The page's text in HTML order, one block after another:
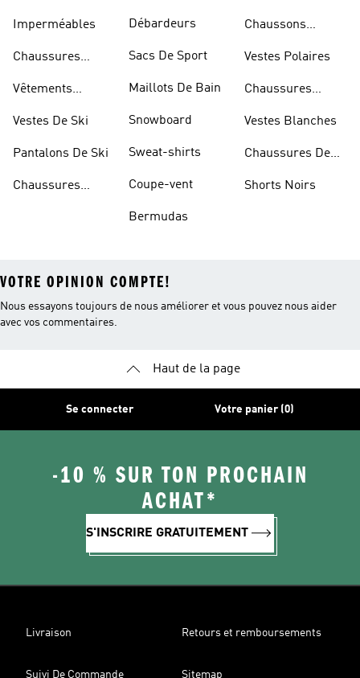
Imperméables
Chaussures
Vêtements
Vestes De Ski
Pantalons De Ski
Chaussures
Débardeurs
Sacs De Sport
Maillots De Bain
Snowboard
Sweat-shirts
Coupe-vent
Bermudas
Chaussons
Vestes Polaires
Chaussures
Vestes Blanches
Chaussures De
Shorts Noirs
VOTRE OPINION COMPTE!
Nous essayons toujours de nous améliorer et vous pouvez nous aider
avec vos commentaires.
Haut de la page
Se connecter Votre panier (0)
-10 % SUR TON PROCHAIN
ACHAT*
S'INSCRIRE GRATUITEMENT
Livraison Retours et remboursements
Suivi De Commande Sitemap